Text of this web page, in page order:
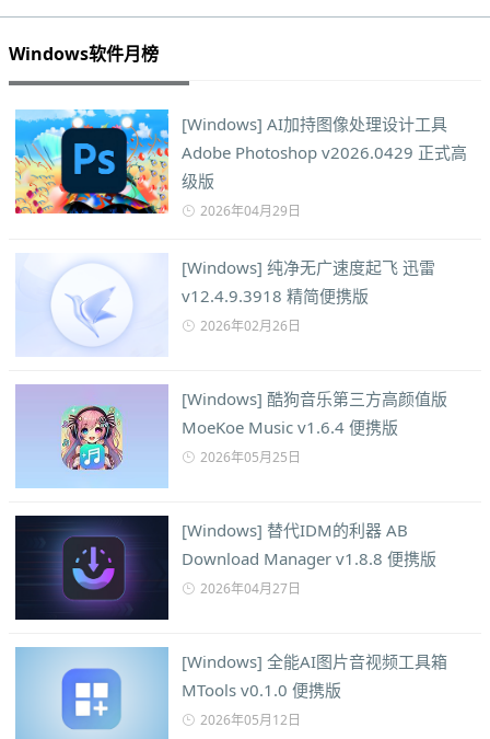
Windows软件月榜
[Windows] AI加持图像处理设计工具
Adobe Photoshop v2026.0429 正式高
级版
2026年04月29日
[Windows] 纯净无广速度起飞 迅雷
v12.4.9.3918 精简便携版
2026年02月26日
[Windows] 酷狗音乐第三方高颜值版
MoeKoe Music v1.6.4 便携版
2026年05月25日
[Windows] 替代IDM的利器 AB
Download Manager v1.8.8 便携版
2026年04月27日
[Windows] 全能AI图片音视频工具箱
MTools v0.1.0 便携版
2026年05月12日